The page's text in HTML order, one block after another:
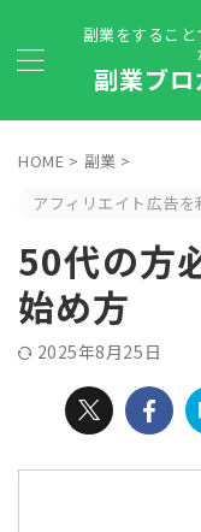
副業をするこ
副業ブ
HOME > 副業 >
アフィリエイト広告
50代の方
始め方
2025年8月25日